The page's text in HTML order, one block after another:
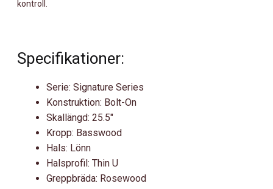
kontroll.
Specifikationer:
Serie: Signature Series
Konstruktion: Bolt-On
Skallängd: 25.5″
Kropp: Basswood
Hals: Lönn
Halsprofil: Thin U
Greppbräda: Rosewood